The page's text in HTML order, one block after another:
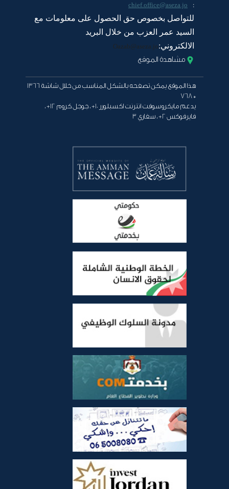
:
chief.office@aseza.jo
للتواصل بخصوص حق الحصول على معلومات مع
السيد عمر العزب من خلال البريد
الالكتروني:Oazab@aseza.jo
مشاهدة الموقع
هذا الموقع يمكن تصفحه بالشكل المناسب من خلال شاشة 1366
* 768
يدعم مايكروسوفت انترنت اكسبلورر 10+ ، جوجل كروم 12+ ،
فايرفوكس 2+ ، سفاري 3